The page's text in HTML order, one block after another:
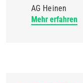
AG Heinen
Mehr erfahren